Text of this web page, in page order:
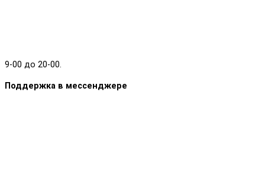
9-00 до 20-00.
Поддержка в мессенджере